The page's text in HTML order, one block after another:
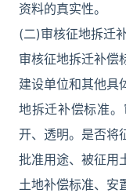
资料的真实性。
(二)审核征地拆迁
审核征地拆迁补偿
建设单位和其他具
地拆迁补偿标准
开、透明。是否将
批准用途、被征用
土地补偿标准、安